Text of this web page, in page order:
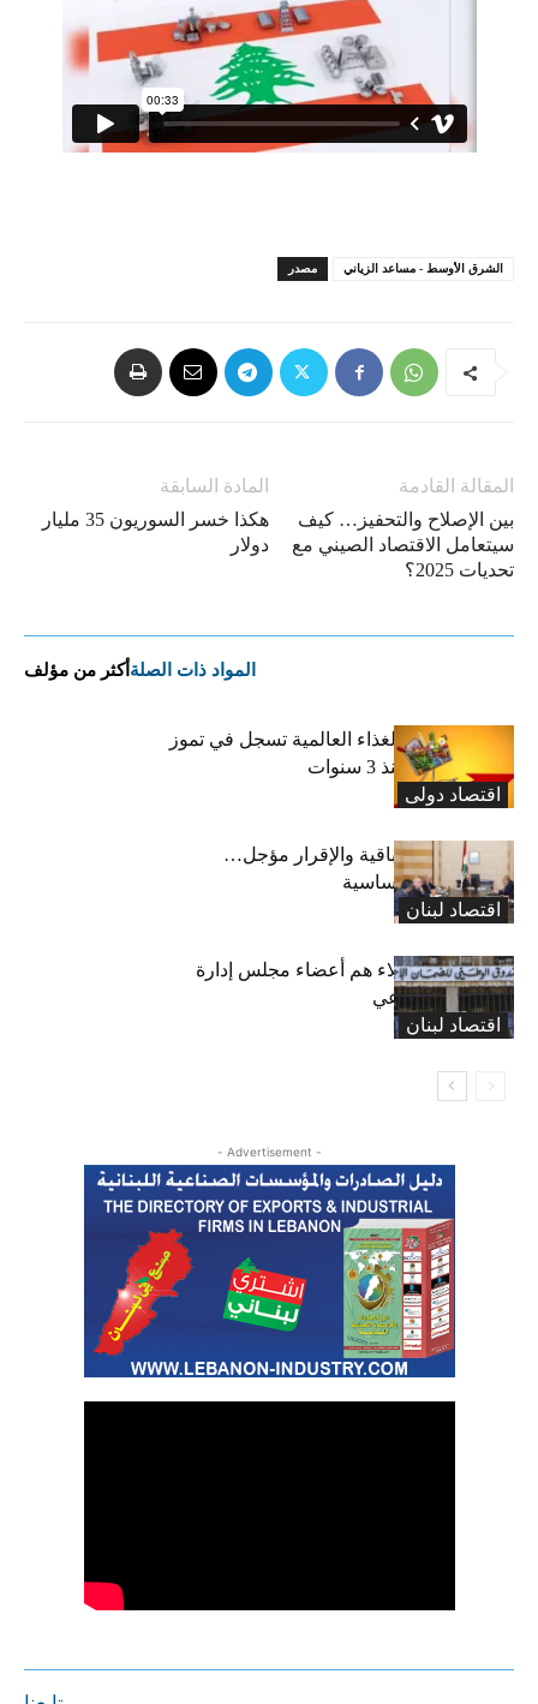
مصدر الشرق الأوسط - مساعد الزياني
المادة السابقة
هكذا خسر السوريون 35 مليار
دولار
المقالة القادمة
بين الإصلاح والتحفيز… كيف
سيتعامل الاقتصاد الصيني مع
تحديات 2025؟
المواد ذات الصلة أكثر من مؤلف
اقتصاد دولی
“الفاو”: أسعار الغذاء العالمية تسجل في تموز
أعلى مستوى منذ 3 سنوات
اقتصاد لبنان
رسوم النفايات باقية والإقرار مؤجل…
واستثناء لمواد أساسية
اقتصاد لبنان
بعد 19 عاماً: هؤلاء هم أعضاء مجلس إدارة
الضمان الاجتماعي
- Advertisement -